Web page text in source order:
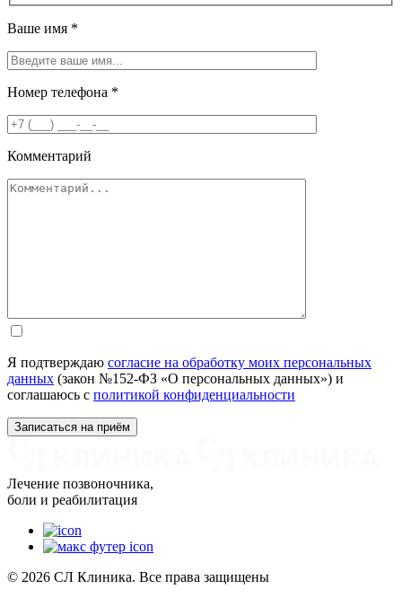
Ваше имя *
Номер телефона *
Комментарий
Я подтверждаю согласие на обработку моих персональных
данных (закон №152-ФЗ «О персональных данных») и
соглашаюсь с политикой конфиденциальности
Лечение позвоночника,
боли и реабилитация
© 2026 СЛ Клиника. Все права защищены